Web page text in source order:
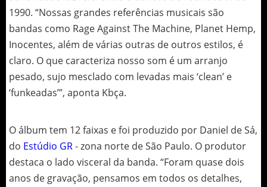
1990. “Nossas grandes referências musicais são
bandas como Rage Against The Machine, Planet Hemp,
Inocentes, além de várias outras de outros estilos, é
claro. O que caracteriza nosso som é um arranjo
pesado, sujo mesclado com levadas mais ‘clean’ e
‘funkeadas’”, aponta Kbça.
O álbum tem 12 faixas e foi produzido por Daniel de Sá,
do Estúdio GR- zona norte de São Paulo. O produtor
destaca o lado visceral da banda. “Foram quase dois
anos de gravação, pensamos em todos os detalhes,